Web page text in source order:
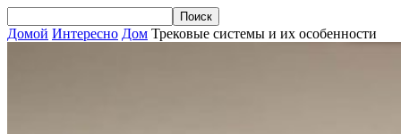
Домой Интересно Дом Трековые системы и их особенности